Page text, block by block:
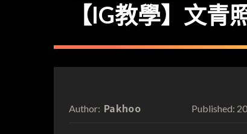
【IG教學】文青
Author: Pakhoo Published: